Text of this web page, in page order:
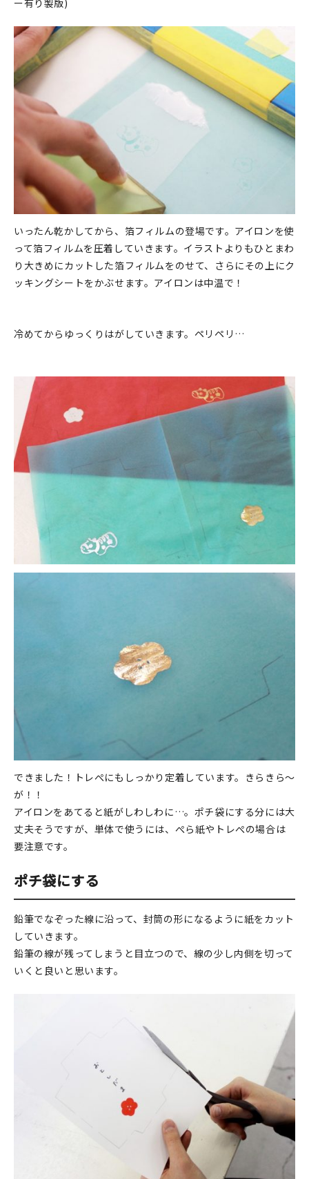
いったん乾かしてから、箔フィルムの登場です。アイロンを使
って箔フィルムを圧着していきます。イラストよりもひとまわ
り大きめにカットした箔フィルムをのせて、さらにその上にク
ッキングシートをかぶせます。アイロンは中温で！
冷めてからゆっくりはがしていきます。ペリペリ…
できました！トレぺにもしっかり定着しています。きらきら～
が！！
アイロンをあてると紙がしわしわに…。ポチ袋にする分には大
丈夫そうですが、単体で使うには、ぺら紙やトレぺの場合は
要注意です。
ポチ袋にする
鉛筆でなぞった線に沿って、封筒の形になるように紙をカット
していきます。
鉛筆の線が残ってしまうと目立つので、線の少し内側を切って
いくと良いと思います。